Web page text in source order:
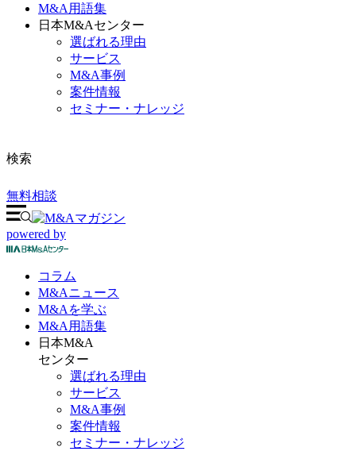
M&A用語集
日本M&Aセンター
選ばれる理由
サービス
M&A事例
案件情報
セミナー・ナレッジ
検索
無料相談
powered by
コラム
M&Aニュース
M&Aを学ぶ
M&A 用語集
日本M&A
センター
選ばれる理由
サービス
M&A事例
案件情報
セミナー・ナレッジ